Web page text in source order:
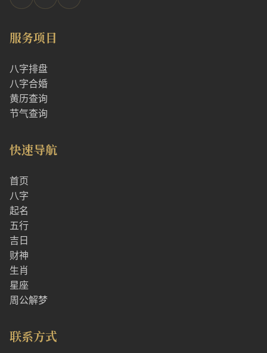
服务项目
八字排盘
八字合婚
黄历查询
节气查询
快速导航
首页
八字
起名
五行
吉日
财神
生肖
星座
周公解梦
联系方式